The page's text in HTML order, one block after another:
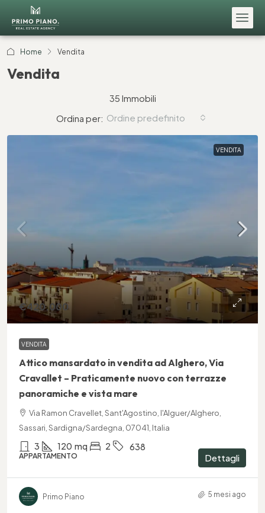
Home Vendita
Vendita
35 Immobili
Ordina per: Ordine predefinito
VENDITA
€420.000
VENDITA
Attico mansardato in vendita ad Alghero, Via
Cravallet – Praticamente nuovo con terrazze
panoramiche e vista mare
Via Ramon Cravellet, Sant'Agostino, l'Alguer/Alghero,
Sassari, Sardigna/Sardegna, 07041, Italia
3 120 mq 2 638
APPARTAMENTO Dettagli
Primo Piano 5 mesi ago